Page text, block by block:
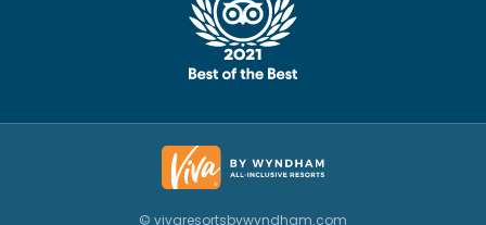
© vivaresortsbywyndham.com